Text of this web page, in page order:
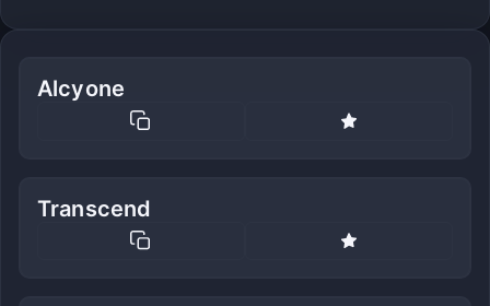
Alcyone
Transcend